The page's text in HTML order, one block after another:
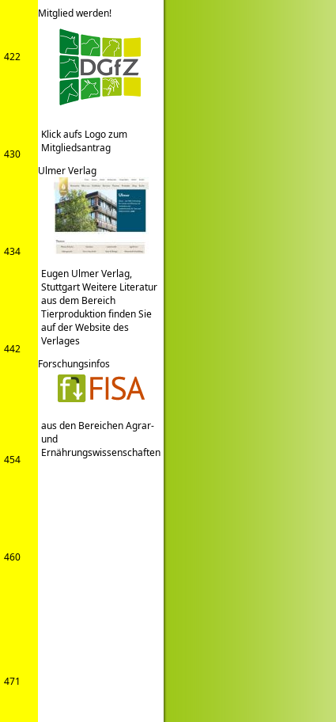
422
430
434
442
454
460
471
Mitglied werden!
Klick aufs Logo zum
Mitgliedsantrag
Ulmer Verlag
Eugen Ulmer Verlag,
Stuttgart Weitere Literatur
aus dem Bereich
Tierproduktion finden Sie
auf der Website des
Verlages
Forschungsinfos
aus den Bereichen Agrar-
und
Ernährungswissenschaften